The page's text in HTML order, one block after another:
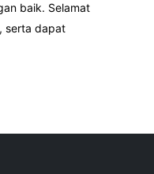
baik. Selamat
serta dapat